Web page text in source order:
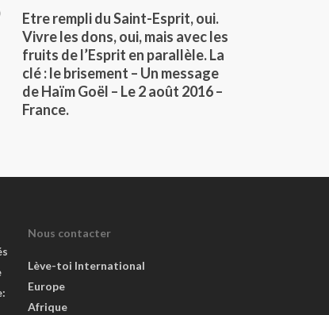
Lire La Suite
Etre rempli du Saint-Esprit, oui.
Vivre les dons, oui, mais avec les
fruits de l’Esprit en parallèle. La
clé : le brisement – Un message
de Haïm Goël – Le 2 août 2016 –
France.
Nous contacter
Lève-toi International
Europe
Afrique